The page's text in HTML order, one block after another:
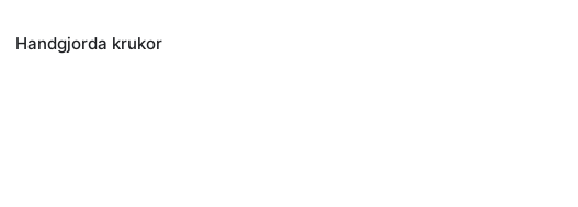
Idrottspriser
Handgjorda krukor